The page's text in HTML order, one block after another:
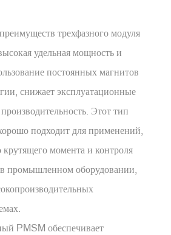
трехфазного модуля
удельная мощность и
постоянных магнитов
снижает эксплуатационные
Этот тип
подходит для применений,
момента и контроля
промышленном оборудовании,
PMSM обеспечивает